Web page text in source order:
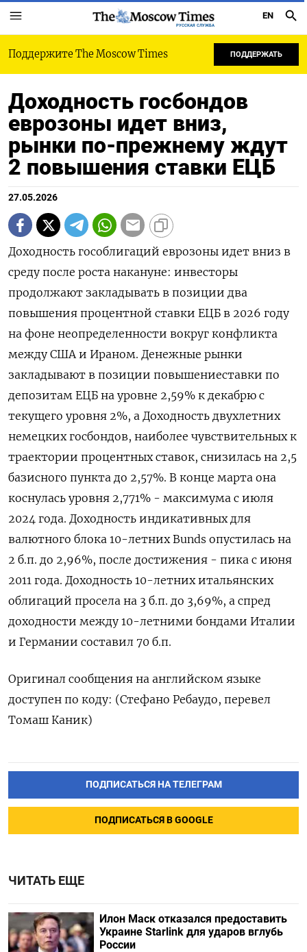
РУССКАЯ СЛУЖБА
EN
Поддержите The Moscow Times ПОДДЕРЖАТЬ
Доходность госбондов
еврозоны идет вниз,
рынки по-прежнему ждут
2 повышения ставки ЕЦБ
27.05.2026
Доходность гособлигаций еврозоны идет вниз в
среду после роста накануне: инвесторы
продолжают ‌закладывать в позиции два
повышения процентной ставки ЕЦБ в 2026 году
на фоне неопределенности ​вокруг ​конфликта ​
между США и ⁠Ираном. Денежные рынки
закладывают ‌в позиции повышениеставки ‌по
депозитам ЕЦБ на уровне 2,59% к ​декабрю с
текущего уровня 2%, ‌а Доходность двухлетних
немецких госбондов, ​наиболее чувствительных к
траектории процентных ставок, ‌снизилась на 2,5
базисного пункта до 2,57%. В конце марта она ​
коснулась ​уровня 2,771% - максимума ‌с июля
2024 года. Доходность индикативных ​для
валютного блока 10-летних Bunds опустилась на
2 б.п. до 2,96%, после достижения - пика с июня
2011 года. Доходность 10-летних итальянских
облигаций просела на 3 ​б.п. ⁠до 3,69%, а спред
доходности между 10-летними ‌бондами Италии
и Германии составил ‌70 б.п.
Оригинал сообщения на английском языке ​
доступен по коду: (Стефано Ребаудо, ‌перевел
Томаш Каник)
ПОДПИСАТЬСЯ НА ТЕЛЕГРАМ
ПОДПИСАТЬСЯ В GOOGLE
ЧИТАТЬ ЕЩЕ
Илон Маск отказался предоставить
Украине Starlink для ударов вглубь
России